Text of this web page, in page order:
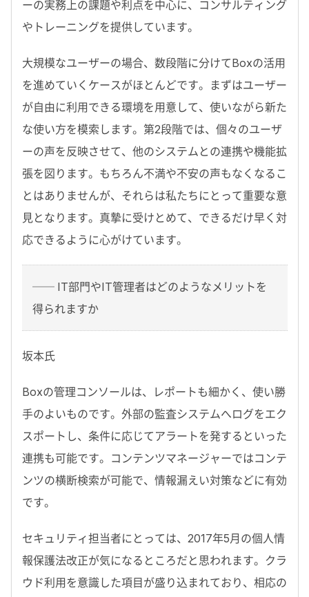
ーの実務上の課題や利点を中心に、コンサルティング
やトレーニングを提供しています。
大規模なユーザーの場合、数段階に分けてBoxの活用
を進めていくケースがほとんどです。まずはユーザー
が自由に利用できる環境を用意して、使いながら新た
な使い方を模索します。第2段階では、個々のユーザ
ーの声を反映させて、他のシステムとの連携や機能拡
張を図ります。もちろん不満や不安の声もなくなるこ
とはありませんが、それらは私たちにとって重要な意
見となります。真摯に受けとめて、できるだけ早く対
応できるように心がけています。
── IT部門やIT管理者はどのようなメリットを
得られますか
坂本氏
Boxの管理コンソールは、レポートも細かく、使い勝
手のよいものです。外部の監査システムへログをエク
スポートし、条件に応じてアラートを発するといった
連携も可能です。コンテンツマネージャーではコンテ
ンツの横断検索が可能で、情報漏えい対策などに有効
です。
セキュリティ担当者にとっては、2017年5月の個人情
報保護法改正が気になるところだと思われます。クラ
ウド利用を意識した項目が盛り込まれており、相応の